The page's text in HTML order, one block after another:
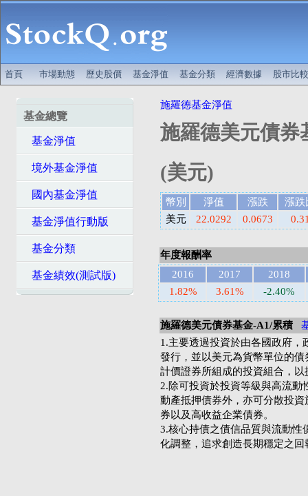
首頁 市場動態 歷史股價 基金淨值 基金分類 經濟數據 股市比較
基金總覽
基金淨值
境外基金淨值
國內基金淨值
基金淨值行動版
基金分類
基金績效(測試版)
施羅德基金淨值
施羅德美元債券
(美元)
幣別 淨值 漲跌
漲跌
美元
22.0292 0.0673
年度報酬率
2016
2017
2018
1.82%
3.61% -2.40%
施羅德美元債券基金-A1/累積
1.主要透過投資於由各國政府，
發行，並以美元為貨幣單位的
計價證券所組成的投資組合，
2.除可投資於投資等級與高流動
動產抵押債券外，亦可分散投
券以及高收益企業債券。
3.核心持債之債信品質與流動性
化調整，追求創造長期穩定之